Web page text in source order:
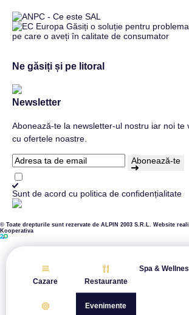
Ne găsiți și pe litoral
Newsletter
Abonează-te la newsletter-ul nostru iar noi te
cu ofertele noastre.
Abonează-te
Sunt de acord cu politica de confidențialitate
© Toate drepturile sunt rezervate de ALPIN 2003 S.R.L.
Website
Kooperativa
Cazare Restaurante
Spa &
Evenimente